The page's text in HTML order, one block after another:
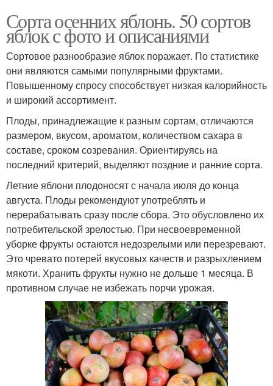
Сорта осенних яблонь. 50 сортов
яблок с фото и описаниями
Сортовое разнообразие яблок поражает. По статистике
они являются самыми популярными фруктами.
Повышенному спросу способствует низкая калорийность
и широкий ассортимент.
Плоды, принадлежащие к разным сортам, отличаются
размером, вкусом, ароматом, количеством сахара в
составе, сроком созревания. Ориентируясь на
последний критерий, выделяют поздние и ранние сорта.
Летние яблони плодоносят с начала июля до конца
августа. Плоды рекомендуют употреблять и
перерабатывать сразу после сбора. Это обусловлено их
потребительской зрелостью. При несвоевременной
уборке фрукты остаются недозрелыми или перезревают.
Это чревато потерей вкусовых качеств и разрыхлением
мякоти. Хранить фрукты нужно не дольше 1 месяца. В
противном случае не избежать порчи урожая.